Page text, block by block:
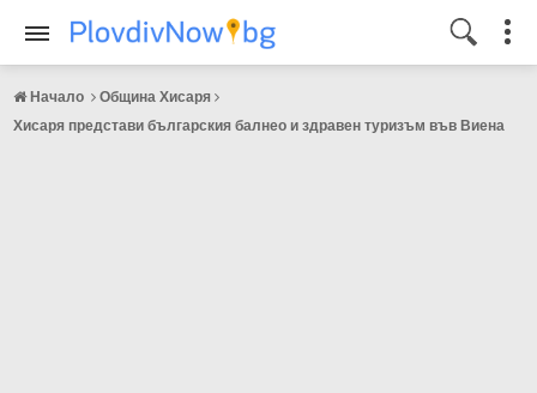
Начало
Община Хисаря
Хисаря представи българския балнео и здравен туризъм във Виена